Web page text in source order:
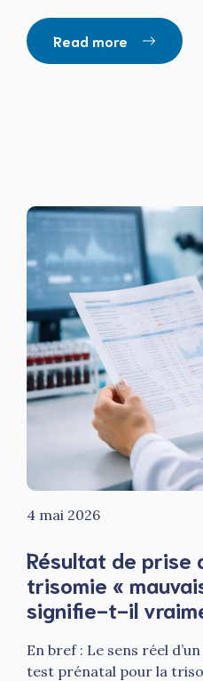
Read more
4 mai 2026
Résultat de prise
trisomie «
signifie-t-il
En bref : Le sens réel
test prénatal pour la